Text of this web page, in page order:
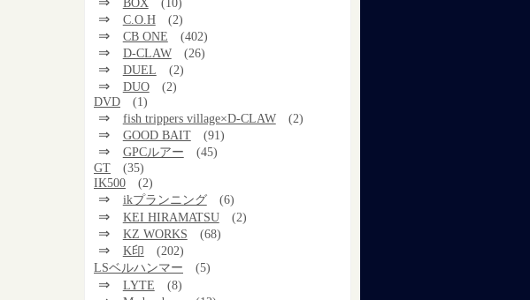
BOX (10)
⇒ C.O.H (2)
⇒ CB ONE (402)
⇒ D-CLAW (26)
⇒ DUEL (2)
⇒ DUO
(2)
DVD
(1)
⇒ fish trippers village×D-CLAW (2)
⇒ GOOD BAIT (91)
⇒ GPCルアー
(45)
GT
(35)
IK500
(2)
⇒ ikプランニング (6)
⇒ KEI HIRAMATSU (2)
⇒ KZ WORKS (68)
⇒ K印
(202)
LSベルハンマー
(5)
⇒ LYTE (8)